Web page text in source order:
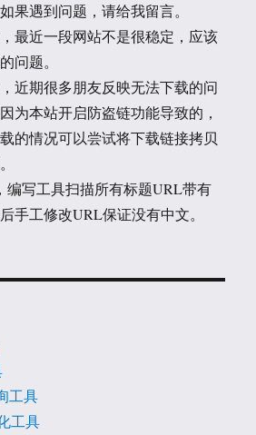
果遇到问题，请给我留言。
最近一段网站不是很稳定，应该
问题。
近期很多朋友反映无法下载的问
为本站开启防盗链功能导致的，
的情况可以尝试将下载链接拷贝
编写工具扫描所有标题URL带有
手工修改URL保证没有中文。
工具
工具